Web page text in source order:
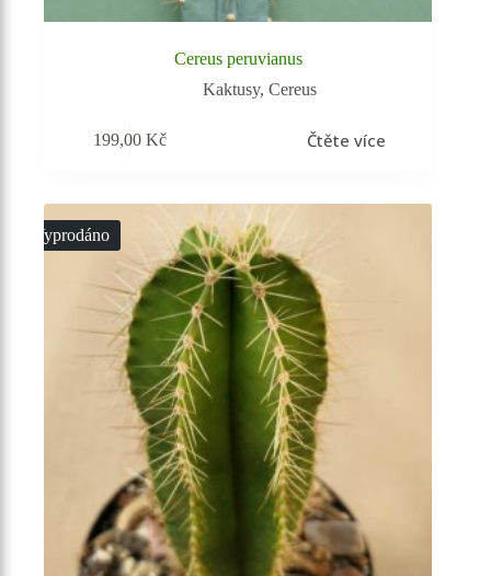
Cereus peruvianus
Kaktusy,Cereus
199,00Kč Čtěte více
Vyprodáno